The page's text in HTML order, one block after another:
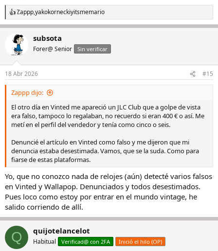
R
e
a
e
s
Zappp,yakokorneckiyitsmemario
subsota
Forer@ Senior Sin verificar
18 Abr 2026 #15
Zappp dijo:
El otro día en Vinted me apareció un JLC Club que a golpe de vista
era falso, tampoco lo regalaban, no recuerdo si eran 400 € o así. Me
metí en el perfil del vendedor y tenía como cinco o seis.
Denuncié el artículo en Vinted como falso y me dijeron que mi
denuncia estaba desestimada. Vamos, que se la suda. Como para
fiarse de estas plataformas.
Yo, que no conozco nada de relojes (aún) detecté varios falsos
en Vinted y Wallapop. Denunciados y todos desestimados.
Pues loco como estoy por entrar en el mundo vintage, he
salido corriendo de allí.
Q quijotelancelot
Habitual Verificad@ con 2FA Inició el hilo (OP)